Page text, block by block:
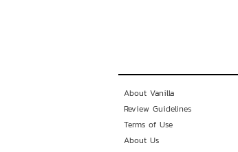
About Vanilla
Review Guidelines
Terms of Use
About Us